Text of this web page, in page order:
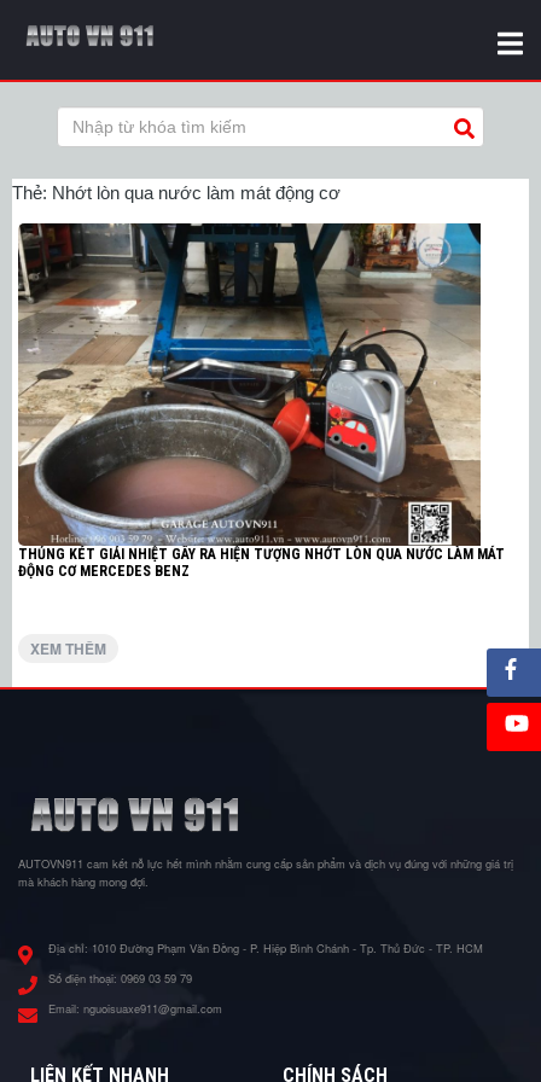
Thẻ: Nhớt lòn qua nước làm mát động cơ
THỦNG KÉT GIẢI NHIỆT GÂY RA HIỆN TƯỢNG NHỚT LÒN QUA NƯỚC LÀM MÁT
ĐỘNG CƠ MERCEDES BENZ
XEM THÊM
AUTOVN911 cam kết nỗ lực hết mình nhằm cung cấp sản phẩm và dịch vụ đúng với những giá trị
mà khách hàng mong đợi.
Địa chỉ: 1010 Đường Phạm Văn Đồng - P. Hiệp Bình Chánh - Tp. Thủ Đức - TP. HCM
Số điện thoại: 0969 03 59 79
Email: nguoisuaxe911@gmail.com
LIÊN KẾT NHANH CHÍNH SÁCH